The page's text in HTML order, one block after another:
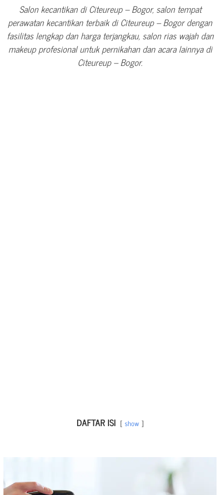
Salon kecantikan di Citeureup – Bogor, salon tempat
perawatan kecantikan terbaik di Citeureup – Bogor dengan
fasilitas lengkap dan harga terjangkau, salon rias wajah dan
makeup profesional untuk pernikahan dan acara lainnya di
Citeureup – Bogor.
DAFTAR ISI show